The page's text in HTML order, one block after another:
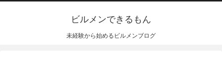
ビルメンできるもん
未経験から始めるビルメンブログ